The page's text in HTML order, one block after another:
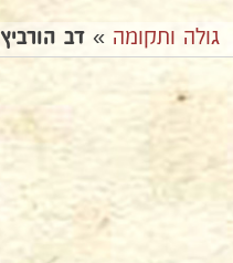
גולה ותקומה » דב הורביץ 321